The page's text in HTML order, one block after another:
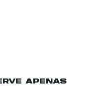
APENAS